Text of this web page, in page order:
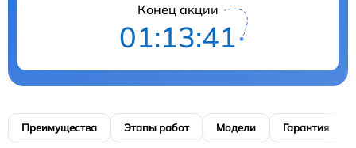
Конец акции
01:13:40
Преимущества Этапы работ Модели Гарантия